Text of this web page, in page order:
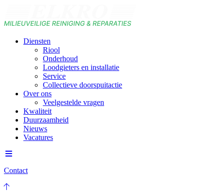
Diensten
Riool
Onderhoud
Loodgieters en installatie
Service
Collectieve doorspuitactie
Over ons
Veelgestelde vragen
Kwaliteit
Duurzaamheid
Nieuws
Vacatures
Contact